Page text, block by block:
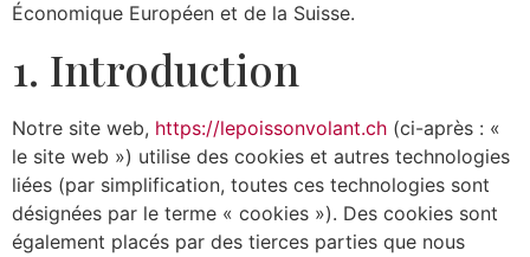
Économique Européen et de la Suisse.
1. Introduction
Notre site web, https://lepoissonvolant.ch (ci-après : «
le site web ») utilise des cookies et autres technologies
liées (par simplification, toutes ces technologies sont
désignées par le terme « cookies »). Des cookies sont
également placés par des tierces parties que nous